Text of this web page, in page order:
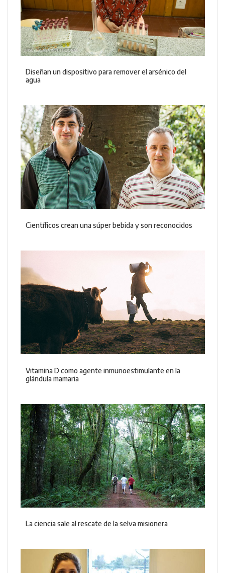
Diseñan un dispositivo para remover el arsénico del
agua
Científicos crean una súper bebida y son reconocidos
Vitamina D como agente inmunoestimulante en la
glándula mamaria
La ciencia sale al rescate de la selva misionera